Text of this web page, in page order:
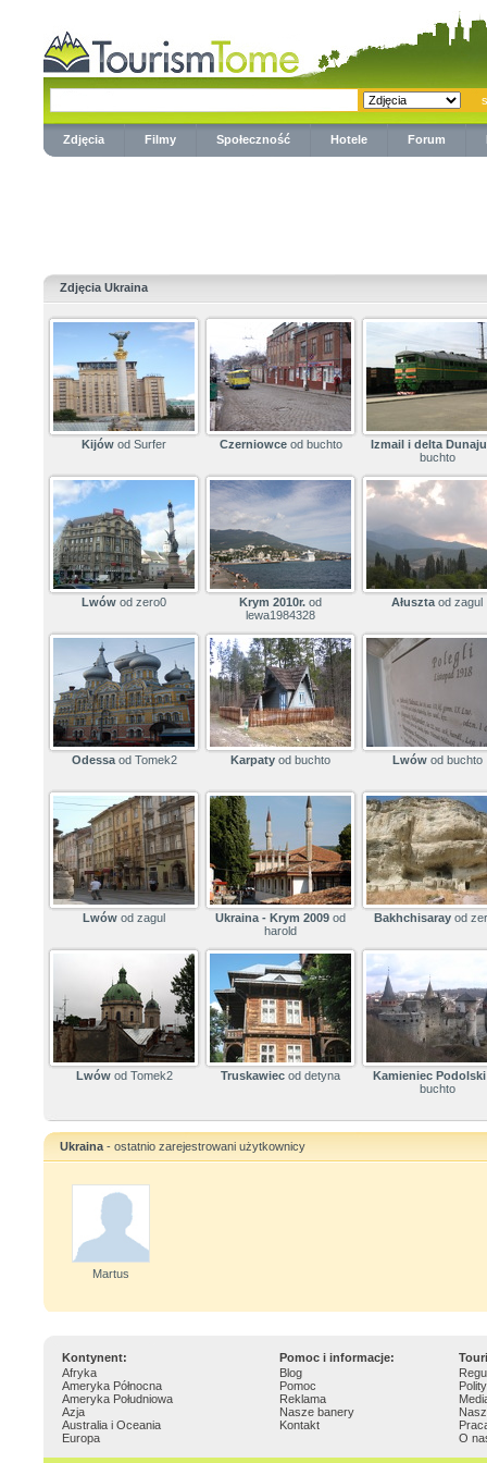
Zdjęcia Filmy Społeczność Hotele Forum
Zdjęcia Ukraina
Kijów od Surfer Czerniowceod buchto
Izmail i delta Dunaju
buchto
Lwów od zero0 Krym 2010r. od
lewa1984328
Ałuszta od zagul
Odessaod Tomek2 Karpaty od buchto Lwówod buchto
Lwów od zagul Ukraina - Krym 2009 od
harold
Bakhchisarayod
Lwówod Tomek2 Truskawiec od detyna Kamieniec Podolski
buchto
Ukraina - ostatnio zarejestrowani użytkownicy
Martus
Kontynent: Pomoc i informacje:
Afryka
Ameryka Północna
Ameryka Południowa
Azja
Australia i Oceania
Europa
Blog
Pomoc
Reklama
Nasze banery
Kontakt
O